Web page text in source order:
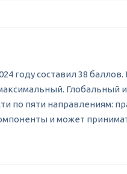
году составил 38
Глобальный
по пяти
и может